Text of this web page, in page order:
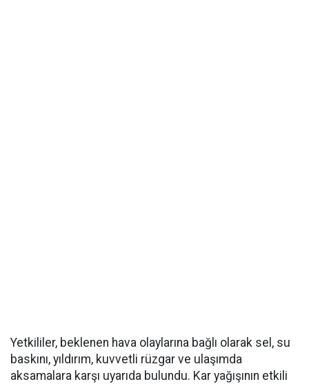
Yetkililer, beklenen hava olaylarına bağlı olarak sel, su
baskını, yıldırım, kuvvetli rüzgar ve ulaşımda
aksamalara karşı uyarıda bulundu. Kar yağışının etkili